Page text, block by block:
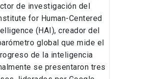
de investigación del
for Human-Centered
(HAI), creador del
global que mide el
de la inteligencia
se presentaron tres